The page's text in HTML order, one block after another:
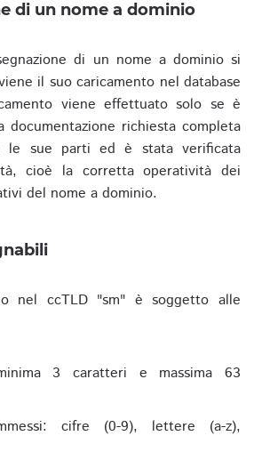
di un nome a dominio
di un nome a dominio si
il suo caricamento nel database
viene effettuato solo se è
documentazione richiesta completa
sue parti ed è stata verificata
cioè la corretta operatività dei
del nome a dominio.
nel ccTLD "sm" è soggetto alle
3 caratteri e massima 63
cifre (0-9), lettere (a-z),